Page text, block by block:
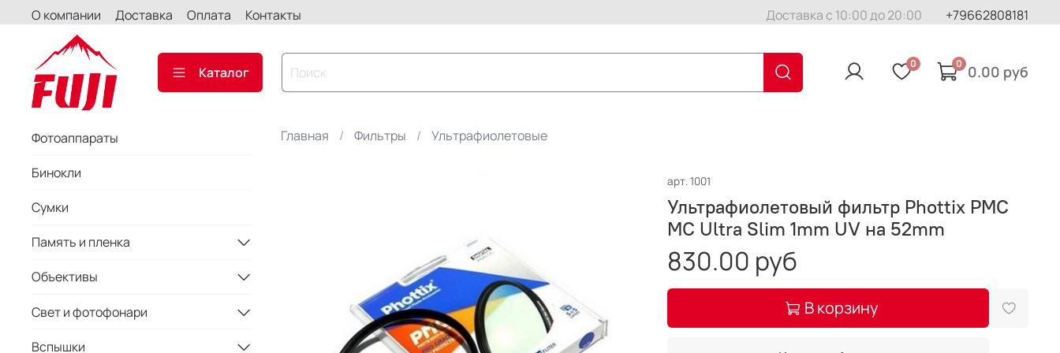
О компании Доставка Оплата Контакты Доставка с 10:00 до 20:00 +79662808181
Каталог
0 0 0.00 руб
Главная Фильтры Ультрафиолетовые
арт. 1001
Ультрафиолетовый фильтр Phottix PMC
MC Ultra Slim 1mm UV на 52mm
830.00 руб
В корзину
Фотоаппараты
Бинокли
Сумки
Память и пленка
Объективы
Свет и фотофонари
Вспышки